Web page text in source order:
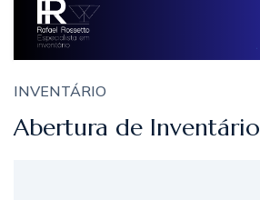
INVENTÁRIO
Abertura de Inventário